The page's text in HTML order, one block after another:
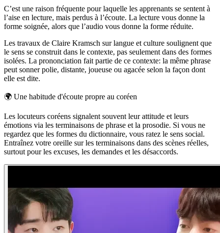
C’est une raison fréquente pour laquelle les apprenants se sentent à
l’aise en lecture, mais perdus à l’écoute. La lecture vous donne la
forme soignée, alors que l’audio vous donne la forme réduite.
Les travaux de Claire Kramsch sur langue et culture soulignent que
le sens se construit dans le contexte, pas seulement dans des formes
isolées. La prononciation fait partie de ce contexte: la même phrase
peut sonner polie, distante, joueuse ou agacée selon la façon dont
elle est dite.
🌍 Une habitude d'écoute propre au coréen
Les locuteurs coréens signalent souvent leur attitude et leurs
émotions via les terminaisons de phrase et la prosodie. Si vous ne
regardez que les formes du dictionnaire, vous ratez le sens social.
Entraînez votre oreille sur les terminaisons dans des scènes réelles,
surtout pour les excuses, les demandes et les désaccords.